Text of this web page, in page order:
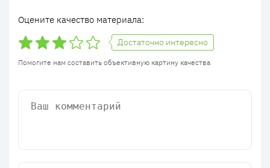
Оцените качество материала:
Достаточно интересно
Помогите нам составить объективную картину качества